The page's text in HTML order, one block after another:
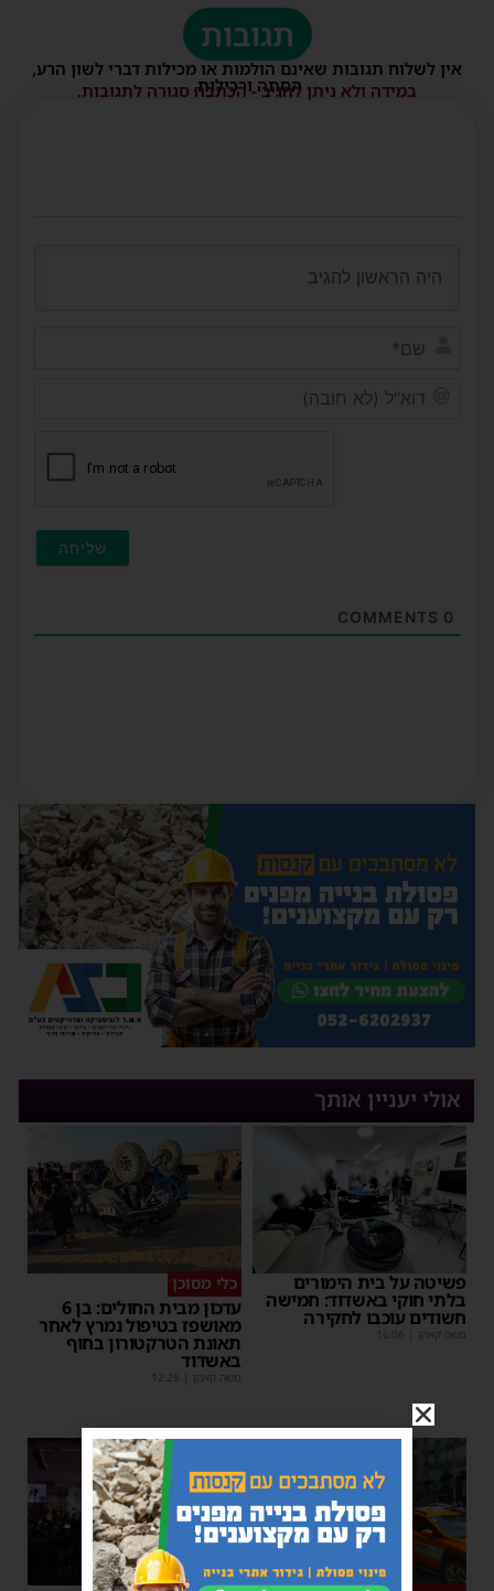
תגובות
אין לשלוח תגובות שאינם הולמות או מכילות דברי לשון הרע,
הסתה ורכילות.
במידה ולא ניתן להגיב - הכתבה סגורה לתגובות.
0
אולי יעניין אותך
פשיטה על בית הימורים
בלתי חוקי באשדוד: חמישה
חשודים עוכבו לחקירה
משה קאהן
כלי מסוכן
עדכון מבית החולים: בן 6
מאושפז בטיפול נמרץ לאחר
תאונת הטרקטורון בחוף
באשדוד
משה קאהן 12:26